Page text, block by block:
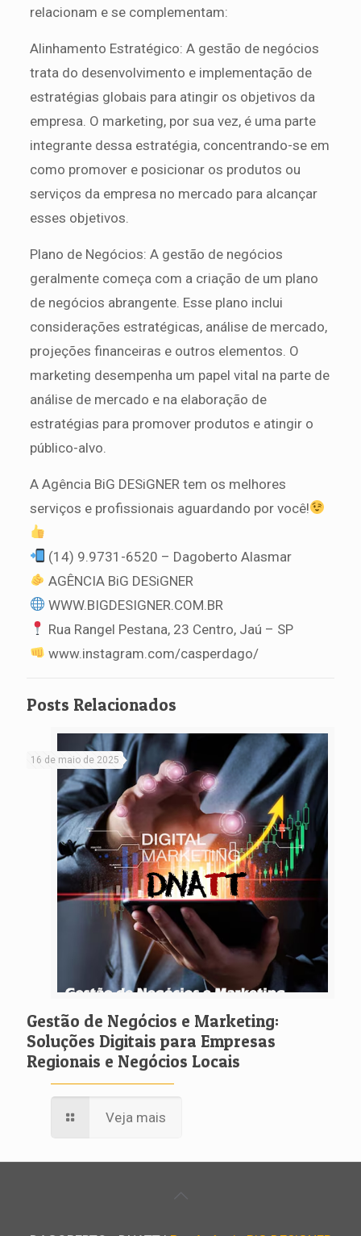
relacionam e se complementam:
Alinhamento Estratégico: A gestão de negócios
trata do desenvolvimento e implementação de
estratégias globais para atingir os objetivos da
empresa. O marketing, por sua vez, é uma parte
integrante dessa estratégia, concentrando-se em
como promover e posicionar os produtos ou
serviços da empresa no mercado para alcançar
esses objetivos.
Plano de Negócios: A gestão de negócios
geralmente começa com a criação de um plano
de negócios abrangente. Esse plano inclui
considerações estratégicas, análise de mercado,
projeções financeiras e outros elementos. O
marketing desempenha um papel vital na parte de
análise de mercado e na elaboração de
estratégias para promover produtos e atingir o
público-alvo.
A Agência BiG DESiGNER tem os melhores
serviços e profissionais aguardando por você!
(14) 9.9731-6520 – Dagoberto Alasmar
AGÊNCIA BiG DESiGNER
WWW.BIGDESIGNER.COM.BR
Rua Rangel Pestana, 23 Centro, Jaú – SP
www.instagram.com/casperdago/
Posts Relacionados
16 de maio de 2025
Gestão de Negócios e Marketing:
Soluções Digitais para Empresas
Regionais e Negócios Locais
Veja mais